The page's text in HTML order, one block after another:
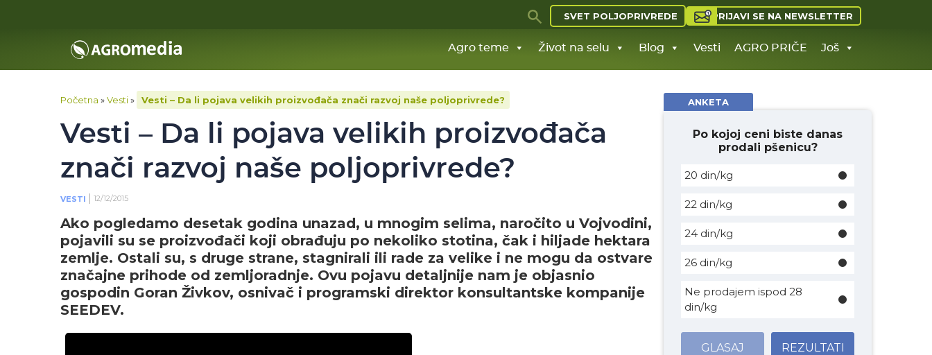
SVET POLJOPRIVREDE PRIJAVI SE NA NEWSLETTER
Agro teme Život na selu Blog Vesti AGRO PRIČE Još
Početna »Vesti» Vesti – Da li pojava velikih proizvođača znači razvoj naše poljoprivrede?
Vesti – Da li pojava velikih proizvođača
znači razvoj naše poljoprivrede?
VESTI 12/12/2015
Ako pogledamo desetak godina unazad, u mnogim selima, naročito u Vojvodini,
pojavili su se proizvođači koji obrađuju po nekoliko stotina, čak i hiljade hektara
zemlje. Ostali su, s druge strane, stagnirali ili rade za velike i ne mogu da ostvare
značajne prihode od zemljoradnje. Ovu pojavu detaljnije nam je objasnio
gospodin Goran Živkov, osnivač i programski direktor konsultantske kompanije
SEEDEV.
ANKETA
Po kojoj ceni biste danas
prodali pšenicu?
20 din/kg
22 din/kg
24 din/kg
26 din/kg
Ne prodajem ispod 28
din/kg
GLASAJ REZULTATI